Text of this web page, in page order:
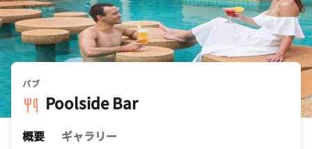
パブ
Poolside Bar
概要 ギャラリー